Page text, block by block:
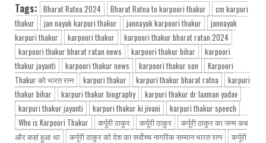
Tags: Bharat Ratna 2024 Bharat Ratna to karpoori thakur
cm karpuri
thakur
jan nayak karpuri thakur jannayak karpoori thakur
jannayak
karpuri thakur
karpoori thakur
karpoori thakur bharat ratan 2024
karpoori thakur bharat ratan news
karpoori thakur bihar
karpoori
thakur jayanti
karpoori thakur news karpoori thakur son
Karpoori
Thakur को भारत रत्‍न
karpuri thakur karpuri thakur bharat ratna
karpuri
thakur bihar
karpuri thakur biography
karpuri thakur dr laxman yadav
karpuri thakur jayanti
karpuri thakur ki jivani
karpuri thakur speech
Who is Karpoori Thakur
कर्पुरी ठाकुर कर्पूरी ठाकुर
कर्पूरी ठाकुर का जन्म कब
और कहां हुआ था
कर्पूरी ठाकुर को देश का सर्वोच्च नागरिक सम्मान भारत रत्न
कर्पूरी